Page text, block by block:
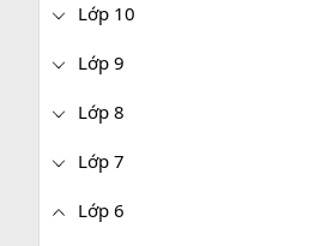
Lớp 10
Lớp 9
Lớp 8
Lớp 7
Lớp 6